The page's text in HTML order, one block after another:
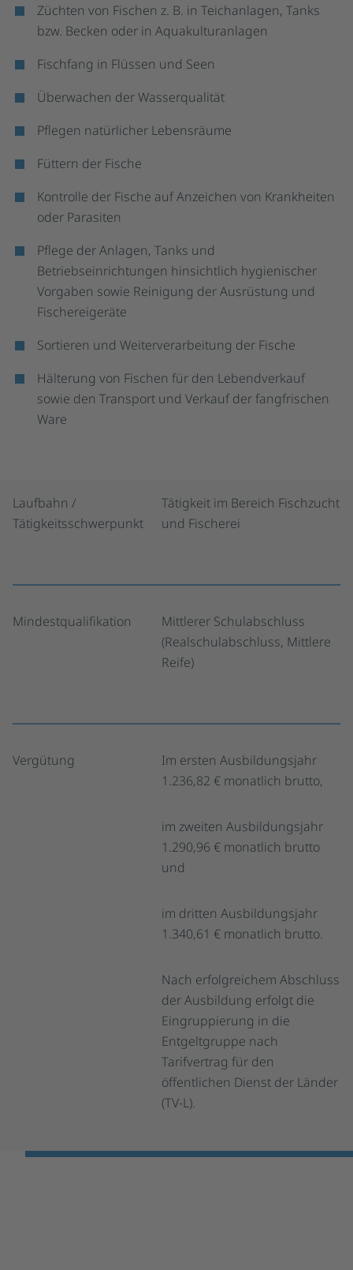
Züchten von Fischen z. B. in Teichanlagen, Tanks
bzw. Becken oder in Aquakulturanlagen
Fischfang in Flüssen und Seen
Überwachen der Wasserqualität
Pflegen natürlicher Lebensräume
Füttern der Fische
Kontrolle der Fische auf Anzeichen von Krankheiten
oder Parasiten
Pflege der Anlagen, Tanks und
Betriebseinrichtungen hinsichtlich hygienischer
Vorgaben sowie Reinigung der Ausrüstung und
Fischereigeräte
Sortieren und Weiterverarbeitung der Fische
Hälterung von Fischen für den Lebendverkauf
sowie den Transport und Verkauf der fangfrischen
Ware
Laufbahn /
Tätigkeitsschwerpunkt
Tätigkeit im Bereich Fischzucht
und Fischerei
Mindestqualifikation
Mittlerer Schulabschluss
(Realschulabschluss, Mittlere
Reife)
Vergütung
Im ersten Ausbildungsjahr
1.236,82 € monatlich brutto,
im zweiten Ausbildungsjahr
1.290,96 € monatlich brutto
und
im dritten Ausbildungsjahr
1.340,61 € monatlich brutto.
Nach erfolgreichem Abschluss
der Ausbildung erfolgt die
Eingruppierung in die
Entgeltgruppe nach
Tarifvertrag für den
öffentlichen Dienst der Länder
(TV-L).